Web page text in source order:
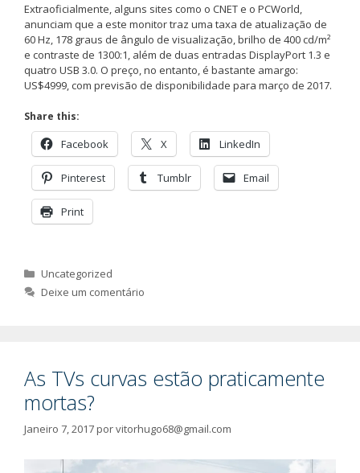
Extraoficialmente, alguns sites como o CNET e o PCWorld,
anunciam que a este monitor traz uma taxa de atualização de
60 Hz, 178 graus de ângulo de visualização, brilho de 400 cd/m²
e contraste de 1300:1, além de duas entradas DisplayPort 1.3 e
quatro USB 3.0. O preço, no entanto, é bastante amargo:
US$4999, com previsão de disponibilidade para março de 2017.
Share this:
Facebook X LinkedIn
Pinterest Tumblr Email
Print
Categorias
Uncategorized
Deixe um comentário
As TVs curvas estão praticamente
mortas?
Janeiro 7, 2017porvitorhugo68@gmail.com